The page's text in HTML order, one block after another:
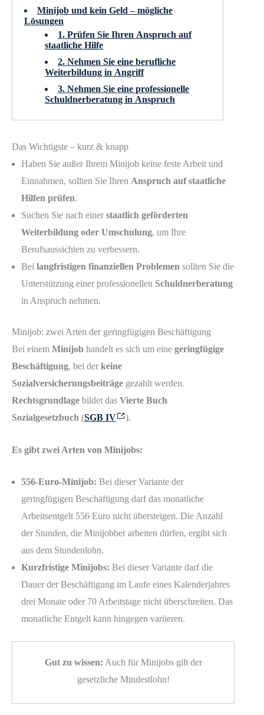
Minijob und kein Geld – mögliche
Lösungen
1. Prüfen Sie Ihren Anspruch auf
staatliche Hilfe
2. Nehmen Sie eine berufliche
Weiterbildung in Angriff
3. Nehmen Sie eine professionelle
Schuldnerberatung in Anspruch
Das Wichtigste – kurz & knapp
Haben Sie außer Ihrem Minijob keine feste Arbeit und
Einnahmen, sollten Sie Ihren Anspruch auf staatliche
Hilfen prüfen.
Suchen Sie nach einer staatlich geförderten
Weiterbildung oder Umschulung, um Ihre
Berufsaussichten zu verbessern.
Bei langfristigen finanziellen Problemen sollten Sie die
Unterstützung einer professionellen Schuldnerberatung
in Anspruch nehmen.
Minijob: zwei Arten der geringfügigen Beschäftigung
Bei einem Minijob handelt es sich um eine geringfügige
Beschäftigung, bei der keine
Sozialversicherungsbeiträge gezahlt werden.
Rechtsgrundlage bildet das Vierte Buch
Sozialgesetzbuch (SGB IV ).
Es gibt zwei Arten von Minijobs:
556-Euro-Minijob: Bei dieser Variante der
geringfügigen Beschäftigung darf das monatliche
Arbeitsentgelt 556 Euro nicht übersteigen. Die Anzahl
der Stunden, die Minijobber arbeiten dürfen, ergibt sich
aus dem Stundenlohn.
Kurzfristige Minijobs: Bei dieser Variante darf die
Dauer der Beschäftigung im Laufe eines Kalenderjahres
drei Monate oder 70 Arbeitstage nicht überschreiten. Das
monatliche Entgelt kann hingegen variieren.
Gut zu wissen: Auch für Minijobs gilt der
gesetzliche Mindestlohn!